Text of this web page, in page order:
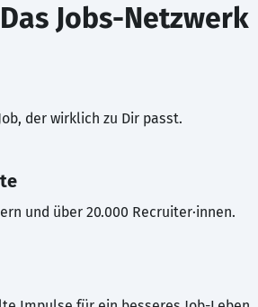
Jobs-Netzwerk
der wirklich zu Dir passt.
und über 20.000 Recruiter·innen.